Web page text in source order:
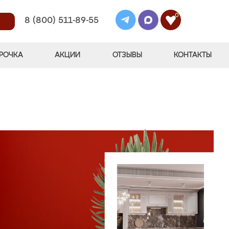
8 (800) 511-89-55
0
АКЦИИ ОТЗЫВЫ КОНТАКТЫ